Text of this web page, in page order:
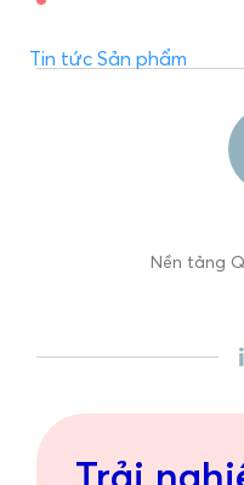
Tin tức Sản phẩm
Nền tảng